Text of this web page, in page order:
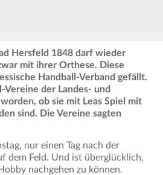
Hersfeld 1848 darf wieder
mit ihrer Orthese. Diese
Handball-Verband gefällt.
der Landes- und
ob sie mit Leas Spiel mit
sind. Die Vereine sagten
nur einen Tag nach der
dem Feld. Und ist überglücklich,
nachgehen zu können.